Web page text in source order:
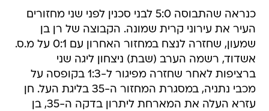
כנראה שהתבוסה 5:0 לבני סכנין לפני שני מחזורים
העיר את עירוני קרית שמונה. הקבוצה של רן בן
שמעון, שחזרה לנצח במחזור האחרון עם 0:1 על מ.ס.
אשדוד, רשמה הערב (שבת) ניצחון ליגה שני
ברציפות לאחר שחזרה מפיגור ל-1:3 בקופסה על
מכבי נתניה, במסגרת המחזור ה-35 בליגת העל. חן
עזרא העלה את המארחת ליתרון בדקה ה-35, בן